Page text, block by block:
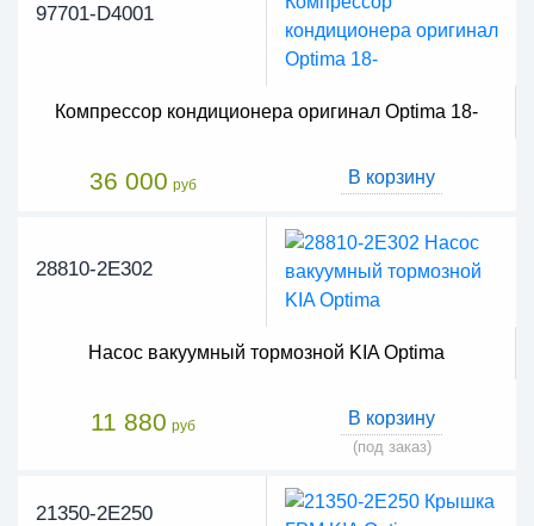
97701-D4001
Компрессор кондиционера оригинал Optima 18-
36 000 руб В корзину
28810-2E302
Насос вакуумный тормозной KIA Optima
11 880 руб В корзину
(под заказ)
21350-2E250